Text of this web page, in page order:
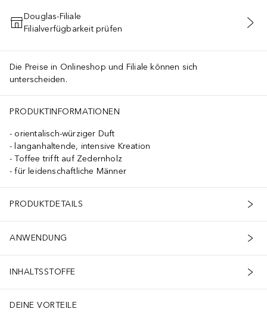
IN DEN WARENKORB
Douglas-Filiale
Filialverfügbarkeit prüfen
Die Preise in Onlineshop und Filiale können sich
unterscheiden.
PRODUKTINFORMATIONEN
orientalisch-würziger Duft
langanhaltende, intensive Kreation
Toffee trifft auf Zedernholz
für leidenschaftliche Männer
PRODUKTDETAILS
ANWENDUNG
INHALTSSTOFFE
DEINE VORTEILE